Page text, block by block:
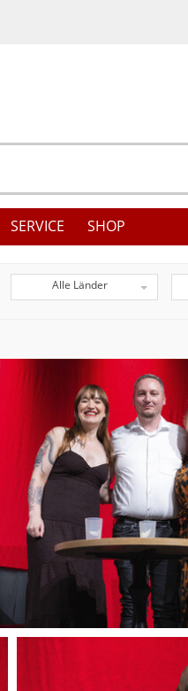
SERVICE SHOP
Alle Länder